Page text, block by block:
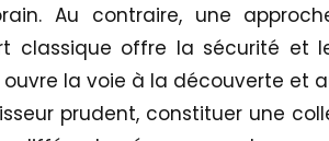
Au contraire, une
classique offre la sécurité et
la voie à la découverte et
prudent, constituer une